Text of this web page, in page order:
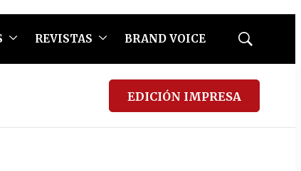
REVISTAS BRAND VOICE
Mostrar
EDICIÓN IMPRESA